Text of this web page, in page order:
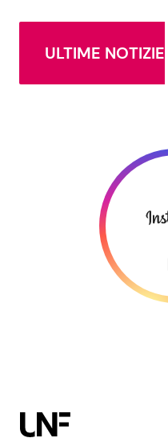
ULTIME NOTIZIE